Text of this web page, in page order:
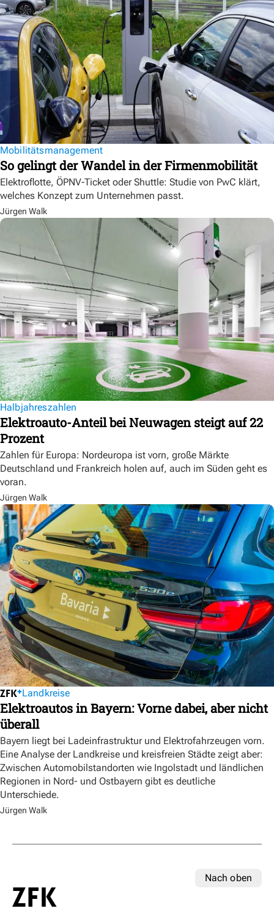
Mobilitätsmanagement
So gelingt der Wandel in der Firmenmobilität
Elektroflotte, ÖPNV-Ticket oder Shuttle: Studie von PwC klärt,
welches Konzept zum Unternehmen passt.
Jürgen Walk
Halbjahreszahlen
Elektroauto-Anteil bei Neuwagen steigt auf 22
Prozent
Zahlen für Europa: Nordeuropa ist vorn, große Märkte
Deutschland und Frankreich holen auf, auch im Süden geht es
voran.
Jürgen Walk
Landkreise
Elektroautos in Bayern: Vorne dabei, aber nicht
überall
Bayern liegt bei Ladeinfrastruktur und Elektrofahrzeugen vorn.
Eine Analyse der Landkreise und kreisfreien Städte zeigt aber:
Zwischen Automobilstandorten wie Ingolstadt und ländlichen
Regionen in Nord- und Ostbayern gibt es deutliche
Unterschiede.
Jürgen Walk
Nach oben